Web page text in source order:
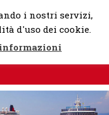
i nostri servizi,
d'uso dei cookie.